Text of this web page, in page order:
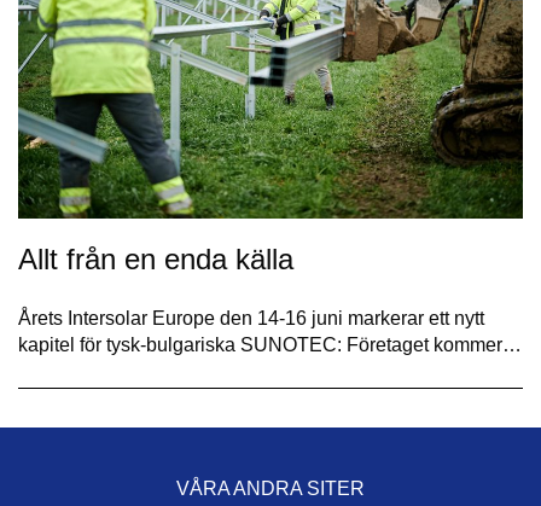
Allt från en enda källa
Årets Intersolar Europe den 14-16 juni markerar ett nytt
kapitel för tysk-bulgariska SUNOTEC: Företaget kommer…
VÅRA ANDRA SITER